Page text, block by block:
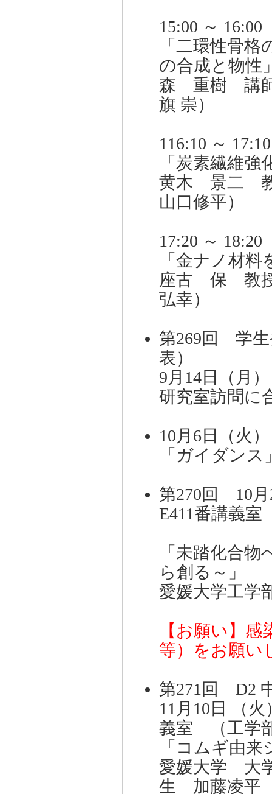
15:00 ～ 16:00
「二環性骨
の合成と物性
森 重樹 講師
旗 崇）
116:10 ～ 17:10
「炭素繊維
黄木 景二 教
山口修平）
17:20 ～ 18:20
「金ナノ材
座古 保 教授
弘幸）
第269回 学生
表）
9月14日（月
研究室訪問に
10月6日（火
「ガイダンス
第270回 10
E411番講義
「未踏化合
ら創る～」
愛媛大学工
【お願い】
等）をお願い
第271回 D2
11月10日 （
義室 （工学
「コムギ由
愛媛大学 大
生 加藤凌平